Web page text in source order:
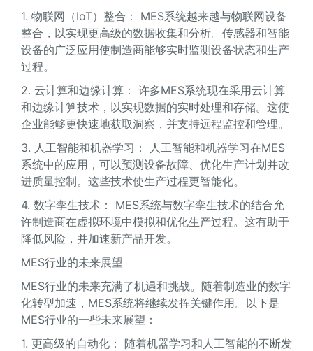
1. 物联网（IoT）整合： MES系统越来越与物联网设备
整合，以实现更高级的数据收集和分析。传感器和智能
设备的广泛应用使制造商能够实时监测设备状态和生产
过程。
2. 云计算和边缘计算： 许多MES系统现在采用云计算
和边缘计算技术，以实现数据的实时处理和存储。这使
企业能够更快速地获取洞察，并支持远程监控和管理。
3. 人工智能和机器学习： 人工智能和机器学习在MES
系统中的应用，可以预测设备故障、优化生产计划并改
进质量控制。这些技术使生产过程更智能化。
4. 数字孪生技术： MES系统与数字孪生技术的结合允
许制造商在虚拟环境中模拟和优化生产过程。这有助于
降低风险，并加速新产品开发。
MES行业的未来展望
MES行业的未来充满了机遇和挑战。随着制造业的数字
化转型加速，MES系统将继续发挥关键作用。以下是
MES行业的一些未来展望：
1. 更高级的自动化： 随着机器学习和人工智能的不断发